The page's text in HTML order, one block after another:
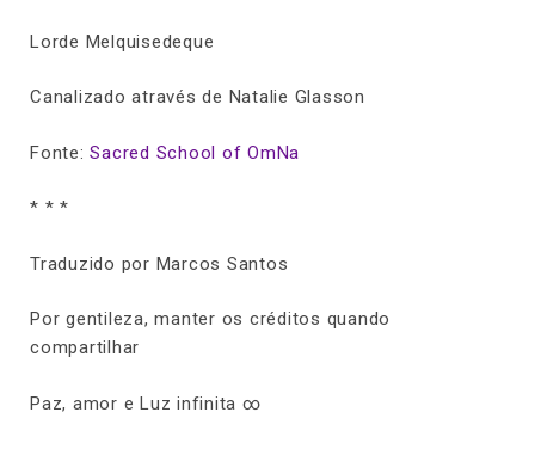
Lorde Melquisedeque
Canalizado através de Natalie Glasson
Fonte:Sacred School of OmNa
* * *
Traduzido por Marcos Santos
Por gentileza, manter os créditos quando
compartilhar
Paz, amor e Luz infinita ∞